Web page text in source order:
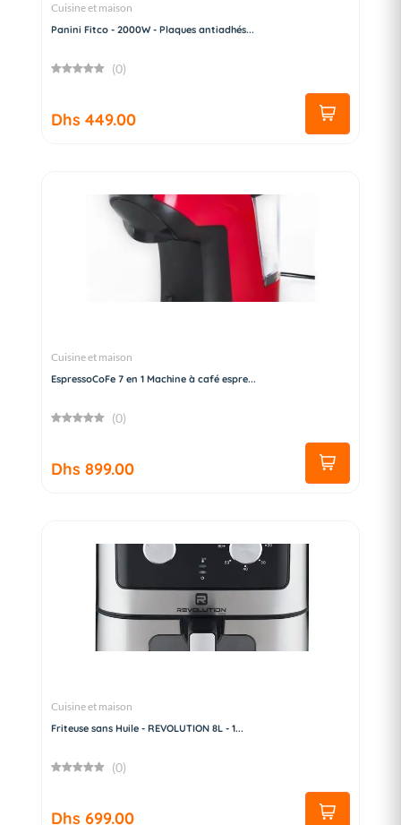
Cuisine et maison
Panini Fitco - 2000W - Plaques antiadhés...
(0)
Dhs 449.00
Cuisine et maison
EspressoCoFe 7 en 1 Machine à café espre...
(0)
Dhs 899.00
Cuisine et maison
Friteuse sans Huile - REVOLUTION 8L - 1...
(0)
Dhs 699.00